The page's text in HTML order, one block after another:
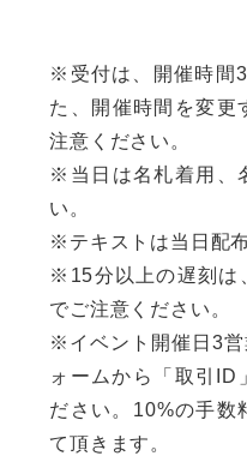
※受付は、開催時間
た、開催時間を変更
注意ください。
※当日は名札着用、
い。
※テキストは当日配
※15分以上の遅刻は
でご注意ください。
※イベント開催日3営
ォームから「取引ID
ださい。10%の手数
て頂きます。